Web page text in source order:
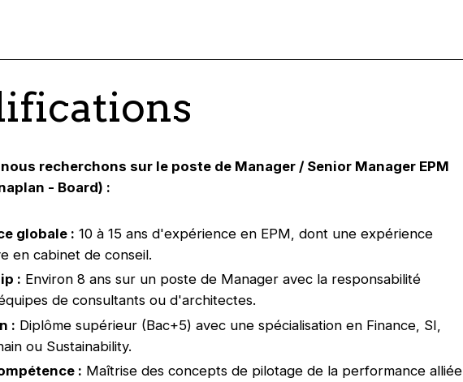
recherchons sur le poste de Manager / Senior Manager EPM
- Board) :
globale : 10 à 15 ans d'expérience en EPM, dont une expérience
en cabinet de conseil.
: Environ 8 ans sur un poste de Manager avec la responsabilité
de consultants ou d'architectes.
: Diplôme supérieur (Bac+5) avec une spécialisation en Finance, SI,
ou Sustainability.
: Maîtrise des concepts de pilotage de la performance alliée